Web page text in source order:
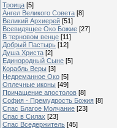
Троица [5]
Ангел Великого Совета [8]
Великий Архиерей [51]
Всевидящее Око Божие [27]
В терновом венце [11]
Добрый Пастырь [12]
Душа Христа [2]
Единородный Сыне [5]
Корабль Веры [3]
Недреманное Око [5]
Оплечные иконы [49]
Причащение апостолов [8]
София - Премудрость Божия [8]
Спас Благое Молчание [23]
Спас в Силах [23]
Спас Вседержитель [45]